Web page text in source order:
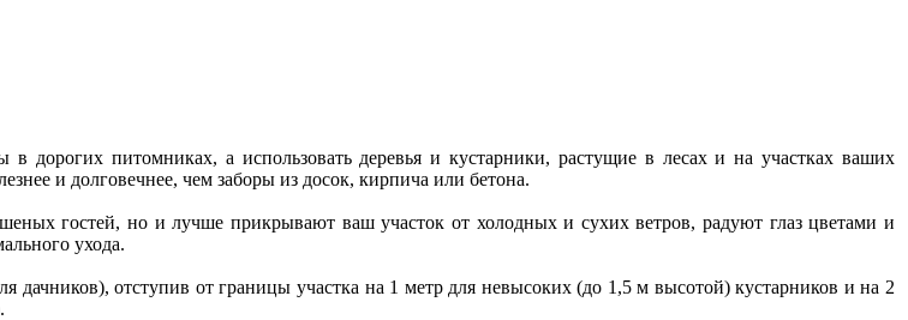
дорогих питомниках, а использовать деревья и кустарники, растущие в лесах и на участках ваших
и долговечнее, чем заборы из досок, кирпича или бетона.
гостей, но и лучше прикрывают ваш участок от холодных и сухих ветров, радуют глаз цветами и
ухода.
дачников), отступив от границы участка на 1 метр для невысоких (до 1,5 м высотой) кустарников и на 2